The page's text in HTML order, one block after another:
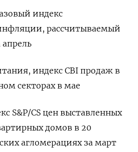
индекс
рассчитываемый
индекс CBI продаж в
секторах в мае
S&P/CS цен выставленных
домов в 20
агломерациях за март